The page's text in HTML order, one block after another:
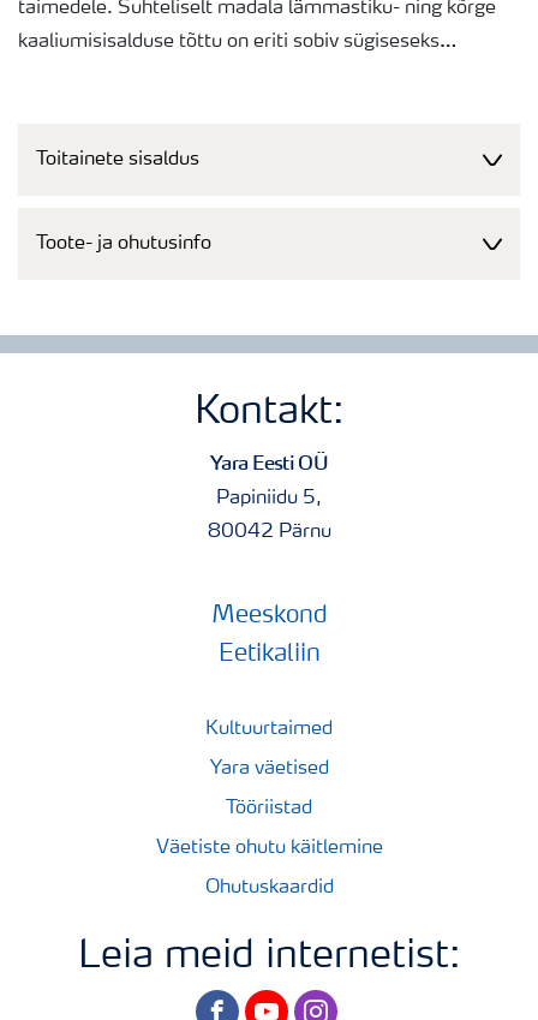
taimedele. Suhteliselt madala lämmastiku- ning kõrge
kaaliumisisalduse tõttu on eriti sobiv sügiseseks
kiiresti ja ühtlaselt. Tänu graanulite mehaanilisele
Toitainete sisaldus
Toote- ja ohutusinfo
Kontakt:
Yara Eesti OÜ
Papiniidu 5,
80042 Pärnu
Meeskond
Eetikaliin
Kultuurtaimed
Yara väetised
Tööriistad
Väetiste ohutu käitlemine
Ohutuskaardid
Leia meid internetist:
facebookyoutubeinstagram